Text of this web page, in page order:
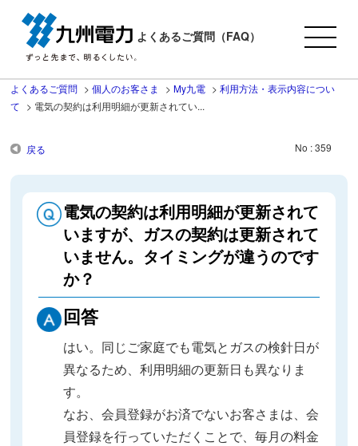
よくあるご質問（FAQ）
よくあるご質問 >個人のお客さま >My九電 >利用方法・表示内容につい
て > 電気の契約は利用明細が更新されてい...
戻る No : 359
電気の契約は利用明細が更新されて
いますが、ガスの契約は更新されて
いません。タイミングが違うのです
か？
回答
はい。同じご家庭でも電気とガスの検針日が
異なるため、利用明細の更新日も異なりま
す。
なお、会員登録がお済でないお客さまは、会
員登録を行っていただくことで、毎月の料金